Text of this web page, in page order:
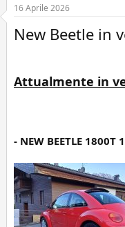
16 Aprile 2026
New Beetle in
Attualmente in
- NEW BEETLE 1800T